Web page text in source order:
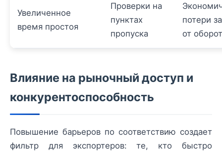
Увеличенное
время простоя
Проверки на
пунктах
пропуска
потери
от
Влияние на рыночный доступ и
конкурентоспособность
Повышение барьеров по соответствию создает
фильтр для экспортеров: те, кто быстро